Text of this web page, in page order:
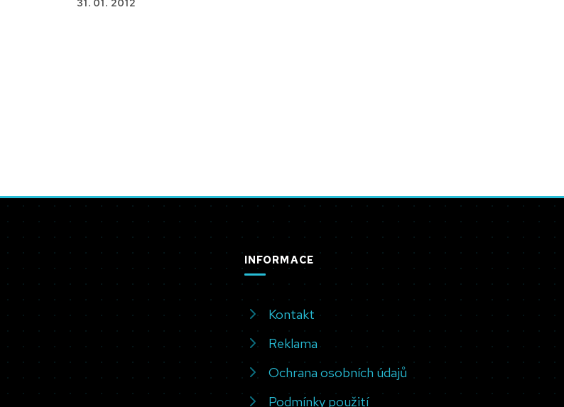
31. 01. 2012
INFORMACE
Kontakt
Reklama
Ochrana osobních údajů
Podmínky použití